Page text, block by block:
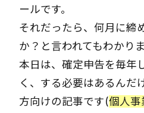
ールです。
それだったら、何月に締
か？と言われてもわかり
本日は、確定申告を毎年
く、する必要はあるんだ
方向けの記事です(個人事